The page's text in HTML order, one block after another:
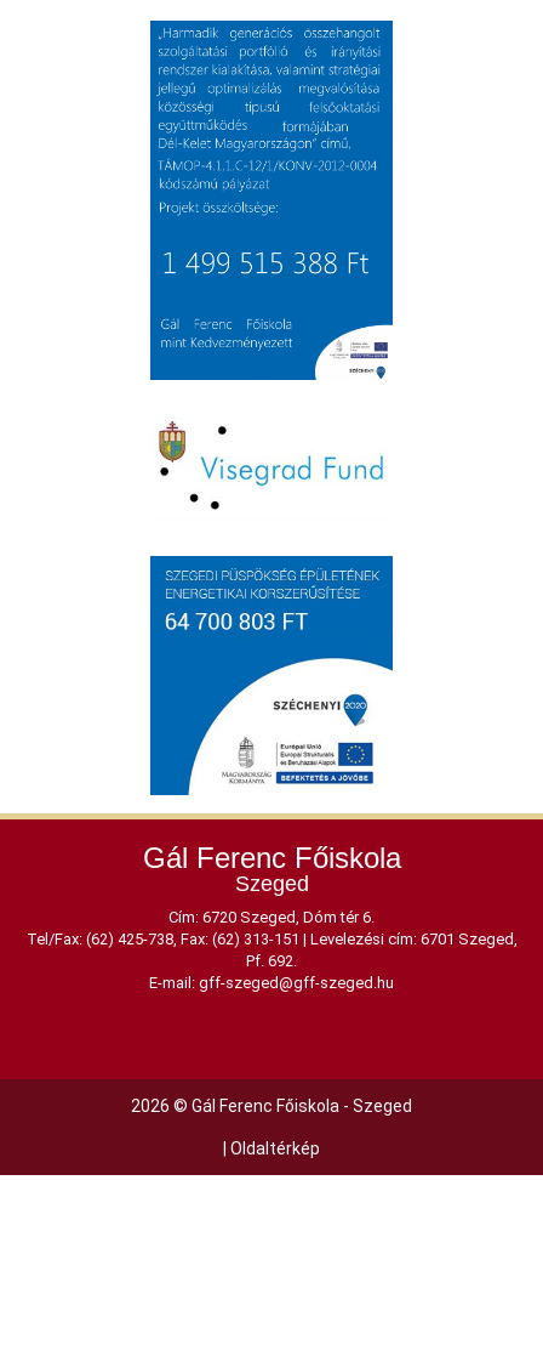
Gál Ferenc Főiskola
Szeged
Cím: 6720 Szeged, Dóm tér 6.
Tel/Fax: (62) 425-738, Fax: (62) 313-151 | Levelezési cím: 6701 Szeged,
Pf. 692.
E-mail: gff-szeged@gff-szeged.hu
2026 © Gál Ferenc Főiskola - Szeged
Oldaltérkép